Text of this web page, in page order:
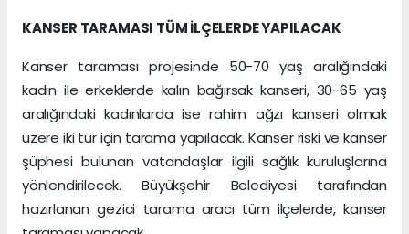
KANSER TARAMASI TÜM İLÇELERDE YAPILACAK
Kanser taraması projesinde 50-70 yaş aralığındaki
kadın ile erkeklerde kalın bağırsak kanseri, 30-65 yaş
aralığındaki kadınlarda ise rahim ağzı kanseri olmak
üzere iki tür için tarama yapılacak. Kanser riski ve kanser
şüphesi bulunan vatandaşlar ilgili sağlık kuruluşlarına
yönlendirilecek. Büyükşehir Belediyesi tarafından
hazırlanan gezici tarama aracı tüm ilçelerde, kanser